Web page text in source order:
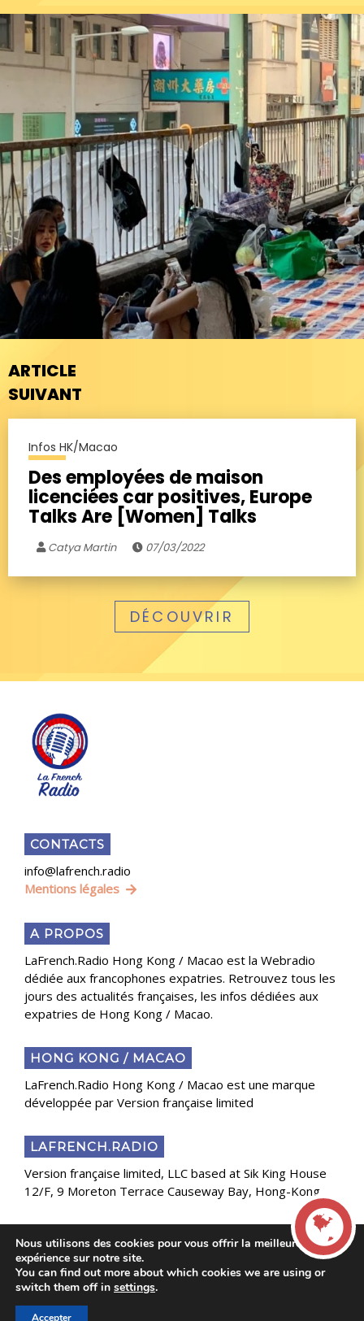
ARTICLE
SUIVANT
Infos HK/Macao
Des employées de maison
licenciées car positives, Europe
Talks Are [Women] Talks
Catya Martin 07/03/2022
DÉCOUVRIR
CONTACTS
info@lafrench.radio
Mentions légales
A PROPOS
LaFrench.Radio Hong Kong / Macao est la Webradio
dédiée aux francophones expatries. Retrouvez tous les
jours des actualités françaises, les infos dédiées aux
expatries de Hong Kong / Macao.
HONG KONG / MACAO
LaFrench.Radio Hong Kong / Macao est une marque
développée par Version française limited
LAFRENCH.RADIO
Version française limited, LLC based at Sik King House
12/F, 9 Moreton Terrace Causeway Bay, Hong-Kong
Copyright 2025 Presse Généraliste des Français de
l’Étranger
LIVE
Nous utilisons des cookies pour vous offrir la meilleure
expérience sur notre site.
You can find out more about which cookies we are using or
switch them off in settings.
Accepter